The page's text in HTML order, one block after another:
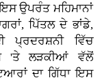
ਉਪਰੰਤ ਮਹਿਮਾਨਾਂ
ਪਿੱਤਲ ਦੇ ਭਾਂਡੇ,
ਪ੍ਰਦਰਸ਼ਨੀ ਵਿੱਚ
'ਤੇ ਲੜਕੀਆਂ ਵੱਲੋਂ
ਦਾ ਗਿੱਧਾ ਇਸ